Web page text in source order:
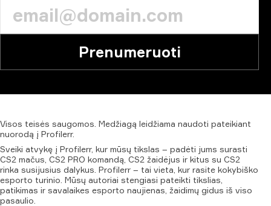
Prenumeruoti
Visos teisės saugomos. Medžiagą leidžiama naudoti pateikiant
nuorodą į Profilerr.
Sveiki atvykę į Profilerr, kur mūsų tikslas – padėti jums surasti
CS2 mačus, CS2 PRO komandą, CS2 žaidėjus ir kitus su CS2
rinka susijusius dalykus. Profilerr – tai vieta, kur rasite kokybiško
esporto turinio. Mūsų autoriai stengiasi pateikti tikslias,
patikimas ir savalaikes esporto naujienas, žaidimų gidus iš viso
pasaulio.